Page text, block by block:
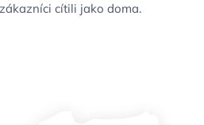
cítili jako doma.